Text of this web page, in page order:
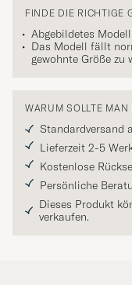
FINDE DIE RICHTIGE
Abgebildetes
Das Modell fällt
gewohnte Größe zu
WARUM SOLLTE MAN
Standardversand
Lieferzeit 2-5
Kostenlose
Persönliche
Dieses Produkt
verkaufen.